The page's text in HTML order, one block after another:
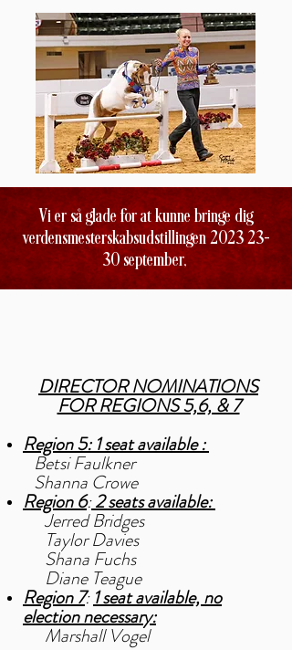
Vi er så glade for at kunne bringe dig
verdensmesterskabsudstillingen2023 23-
30september,
DIRECTOR NOMINATIONS
FOR REGIONS 5,6, & 7
Region 5: 1 seat available :
Betsi Faulkner
Shanna Crowe
Region 6:2 seats available:
Jerred Bridges
Taylor Davies
Shana Fuchs
Diane Teague
Region 7:1 seat available, no
election necessary:
Marshall Vogel